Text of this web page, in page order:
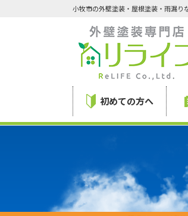
小牧市の外壁塗装・屋根塗装・雨漏り
初めての方へ